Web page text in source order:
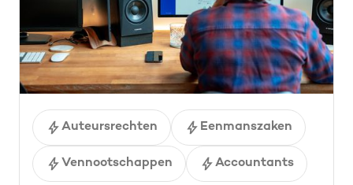
Auteursrechten Eenmanszaken
Vennootschappen Accountants